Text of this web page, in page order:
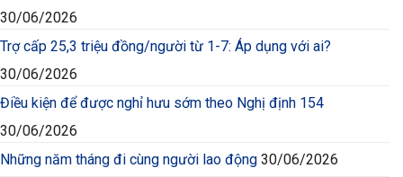
30/06/2026
Trợ cấp 25,3 triệu đồng/người từ 1-7: Áp dụng với ai?
30/06/2026
Điều kiện để được nghỉ hưu sớm theo Nghị định 154
30/06/2026
Những năm tháng đi cùng người lao động 30/06/2026